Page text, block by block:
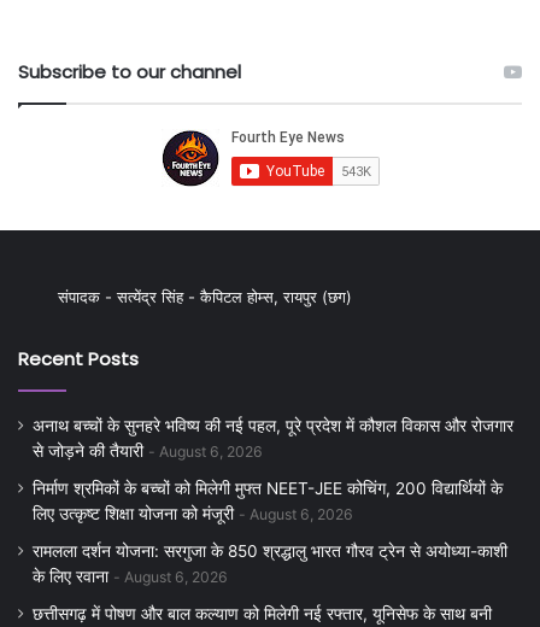
Subscribe to our channel
संपादक - सत्येंद्र सिंह - कैपिटल होम्स, रायपुर (छग)
Recent Posts
अनाथ बच्चों के सुनहरे भविष्य की नई पहल, पूरे प्रदेश में कौशल विकास और रोजगार
से जोड़ने की तैयारी
August 6, 2026
निर्माण श्रमिकों के बच्चों को मिलेगी मुफ्त NEET-JEE कोचिंग, 200 विद्यार्थियों के
लिए उत्कृष्ट शिक्षा योजना को मंजूरी
August 6, 2026
रामलला दर्शन योजना: सरगुजा के 850 श्रद्धालु भारत गौरव ट्रेन से अयोध्या-काशी
के लिए रवाना
August 6, 2026
छत्तीसगढ़ में पोषण और बाल कल्याण को मिलेगी नई रफ्तार, यूनिसेफ के साथ बनी